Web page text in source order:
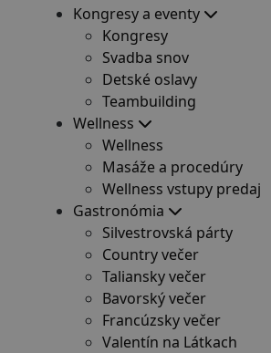
Kongresy a eventy
Kongresy
Svadba snov
Detské oslavy
Teambuilding
Wellness
Wellness
Masáže a procedúry
Wellness vstupy predaj
Gastronómia
Silvestrovská párty
Country večer
Taliansky večer
Bavorský večer
Francúzsky večer
Valentín na Látkach